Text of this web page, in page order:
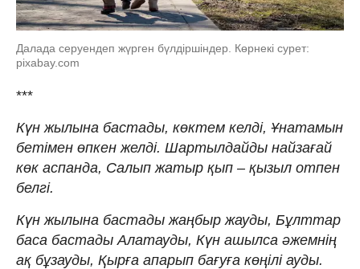
Далада серуендеп жүрген бүлдіршіндер. Көрнекі сурет:
pixabay.com
***
Күн жылына бастады, көктем келді, Ұнатамын
бетімен өпкен желді. Шартылдайды найзағай
көк аспанда, Салып жатыр қып – қызыл отпен
белгі.
Күн жылына бастады жаңбыр жауды, Бұлттар
баса бастады Алатауды, Күн ашылса әжемнің
ақ бұзауды, Қырға апарып бағуға көңілі ауды.